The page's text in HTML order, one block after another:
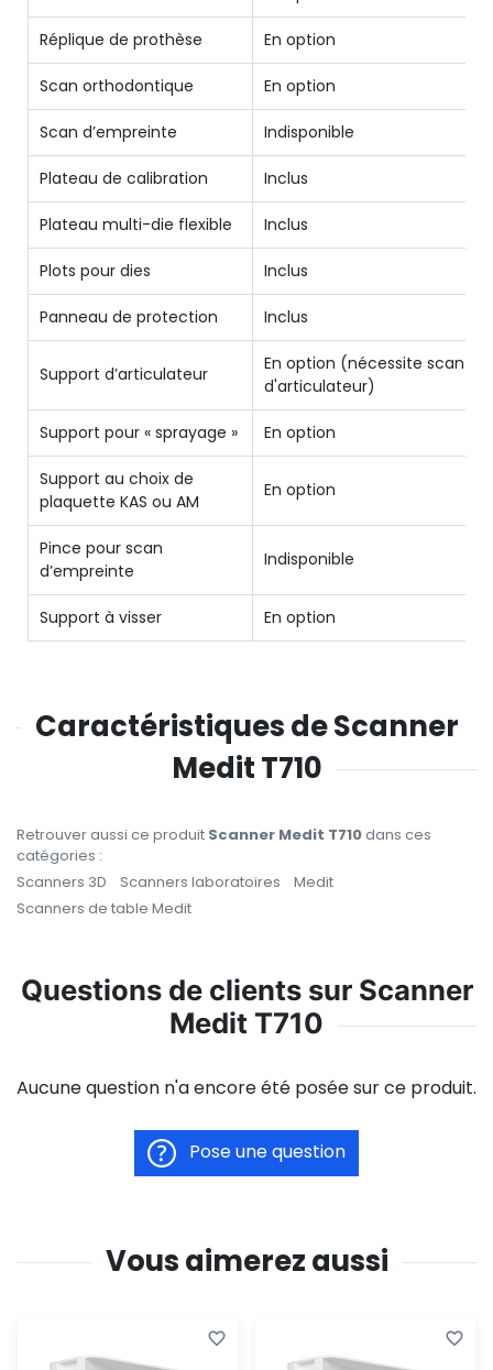
Réplique de prothèse En option
Scan orthodontique En option
Scan d’empreinte Indisponible
Plateau de calibration Inclus
Plateau multi-die flexible Inclus
Plots pour dies Inclus
Panneau de protection Inclus
Support d’articulateur
En option (nécessite scan
d'articulateur)
Support pour « sprayage » En option
Support au choix de
plaquette KAS ou AM
En option
Pince pour scan
d’empreinte
Indisponible
Support à visser En option
Caractéristiques de Scanner
Medit T710
Retrouver aussi ce produit Scanner Medit T710dans ces
catégories :
Scanners 3D
Scanners laboratoires
Medit
Scanners de table Medit
Questions de clients sur Scanner
Medit T710
Aucune question n'a encore été posée sur ce produit.
Pose une question
Vous aimerez aussi